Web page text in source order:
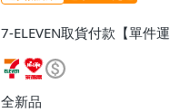
7-ELEVEN取貨付款【單件
ELEVEN取貨不付款【免運
或消費滿$1298免運費】、
$1598免運費】
全新品